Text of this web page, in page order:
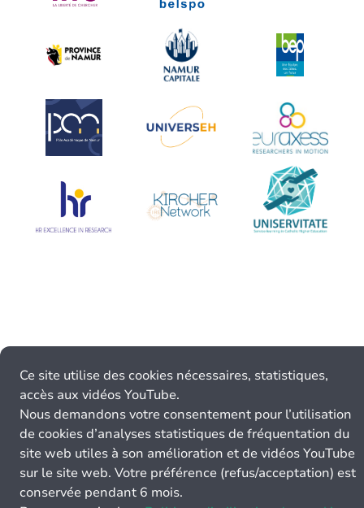
Ce site utilise des cookies nécessaires, statistiques,
accès aux vidéos YouTube.
Nous demandons votre consentement pour l’utilisation
de cookies d’analyses statistiques de fréquentation du
site web utiles à son amélioration et de vidéos YouTube
sur le site web. Votre préférence (refus/acceptation) est
conservée pendant 6 mois.